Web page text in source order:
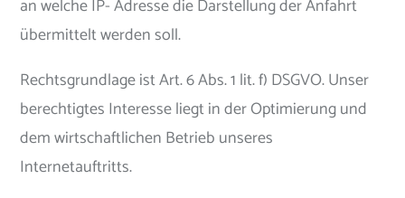
an welche IP- Adresse die Darstellung der Anfahrt
übermittelt werden soll.
Rechtsgrundlage ist Art. 6 Abs. 1 lit. f) DSGVO. Unser
berechtigtes Interesse liegt in der Optimierung und
dem wirtschaftlichen Betrieb unseres
Internetauftritts.